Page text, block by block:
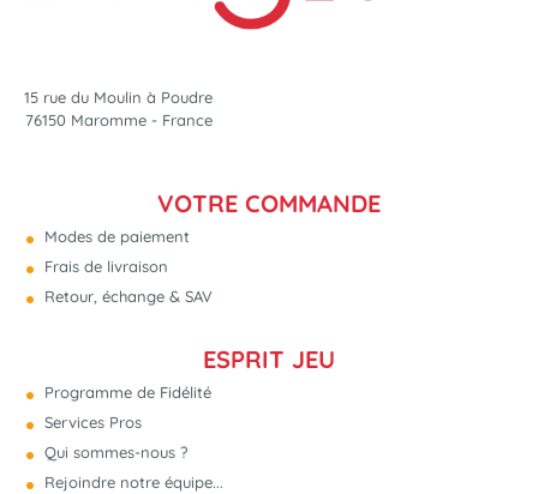
15 rue du Moulin à Poudre
76150 Maromme - France
VOTRE COMMANDE
Modes de paiement
Frais de livraison
Retour, échange & SAV
ESPRIT JEU
Programme de Fidélité
Services Pros
Qui sommes-nous ?
Rejoindre notre équipe...